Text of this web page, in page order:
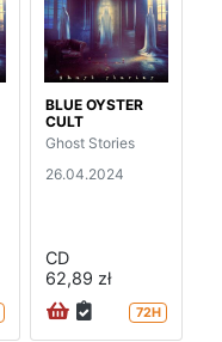
BLUE OYSTER
CULT
Ghost Stories
26.04.2024
CD
62,89 zł
72H